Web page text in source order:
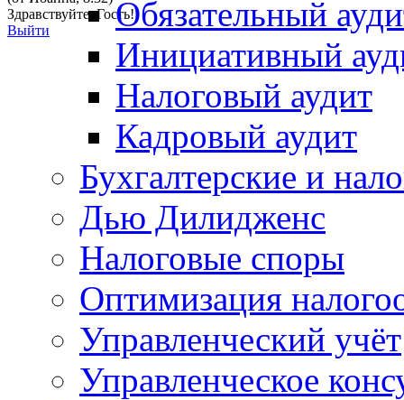
Здравствуйте,Гость!
Выйти
Обязательный
Инициативный
Налоговый аудит
Кадровый аудит
Бухгалтерские и
Дью Дилидженс
Налоговые споры
Оптимизация
Управленческий учёт
Управленческое